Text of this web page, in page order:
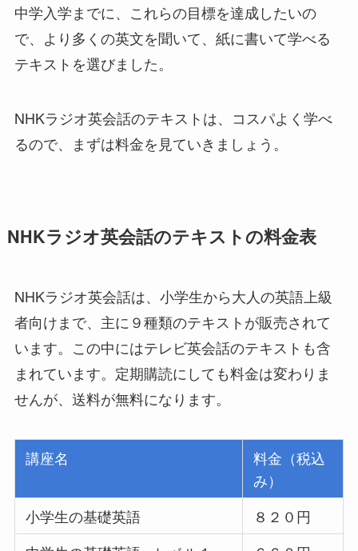
中学入学までに、これらの目標を達成したいの
で、より多くの英文を聞いて、紙に書いて学べる
テキストを選びました。
NHKラジオ英会話のテキストは、コスパよく学べ
るので、まずは料金を見ていきましょう。
NHKラジオ英会話のテキストの料金表
NHKラジオ英会話は、小学生から大人の英語上級
者向けまで、主に９種類のテキストが販売されて
います。この中にはテレビ英会話のテキストも含
まれています。定期購読にしても料金は変わりま
せんが、送料が無料になります。
講座名
料金（税込
み）
小学生の基礎英語
８２０円